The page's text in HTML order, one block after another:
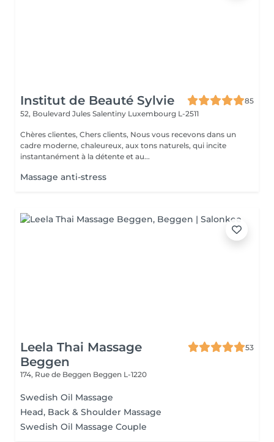
Institut de Beauté Sylvie
85
52, Boulevard Jules Salentiny Luxembourg L-2511
Chères clientes, Chers clients, Nous vous recevons dans un
cadre moderne, chaleureux, aux tons naturels, qui incite
instantanément à la détente et au...
Massage anti-stress
Leela Thai Massage
Beggen
53
174, Rue de Beggen Beggen L-1220
Swedish Oil Massage
Head, Back & Shoulder Massage
Swedish Oil Massage Couple